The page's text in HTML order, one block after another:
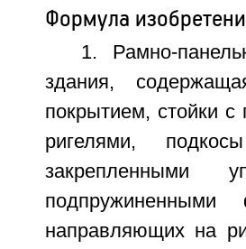
Формула
1. Рамно-
здания,
покрытием, стойки
ригелями,
закрепленными
подпружиненными
направляющих на